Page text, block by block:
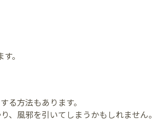
。
る方法もあります。
、風邪を引いてしまうかもしれません。